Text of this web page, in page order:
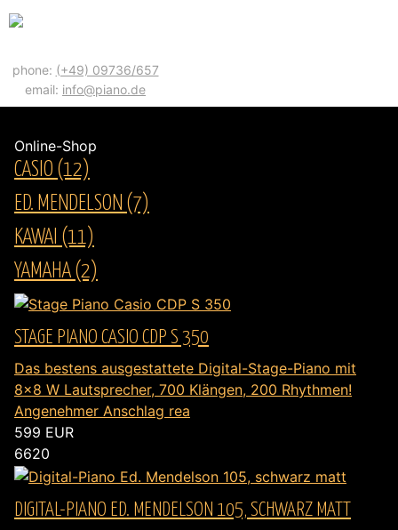
phone: (+49) 09736/657
email: info@piano.de
Online-Shop
CASIO (12)
ED. MENDELSON (7)
KAWAI (11)
YAMAHA (2)
STAGE PIANO CASIO CDP S 350
Das bestens ausgestattete Digital-Stage-Piano mit
8x8 W Lautsprecher, 700 Klängen, 200 Rhythmen!
Angenehmer Anschlag rea
599 EUR
6620
DIGITAL-PIANO ED. MENDELSON 105, SCHWARZ MATT